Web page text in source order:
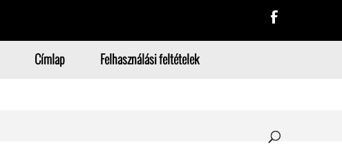
Címlap Felhasználási feltételek